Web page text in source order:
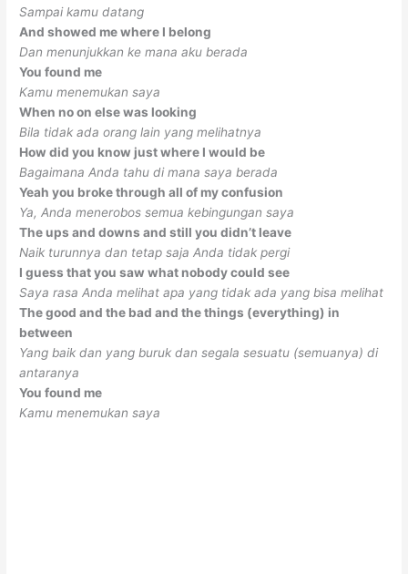
Sampai kamu datang
And showed me where I belong
Dan menunjukkan ke mana aku berada
You found me
Kamu menemukan saya
When no on else was looking
Bila tidak ada orang lain yang melihatnya
How did you know just where I would be
Bagaimana Anda tahu di mana saya berada
Yeah you broke through all of my confusion
Ya, Anda menerobos semua kebingungan saya
The ups and downs and still you didn’t leave
Naik turunnya dan tetap saja Anda tidak pergi
I guess that you saw what nobody could see
Saya rasa Anda melihat apa yang tidak ada yang bisa melihat
The good and the bad and the things (everything) in
between
Yang baik dan yang buruk dan segala sesuatu (semuanya) di
antaranya
You found me
Kamu menemukan saya